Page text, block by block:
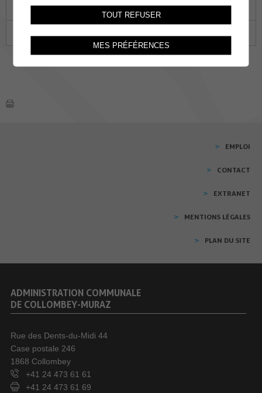
23 24 25 26 27
EMPLOI
CONTACT
EXTRANET
MENTIONS LÉGALES
PLAN DU SITE
ADMINISTRATION COMMUNALE
DE COLLOMBEY-MURAZ
Rue des Dents-du-Midi 44
Case postale 246
1868 Collombey
+41 24 473 61 61
+41 24 473 61 69
TOUT REFUSER
MES PRÉFÉRENCES